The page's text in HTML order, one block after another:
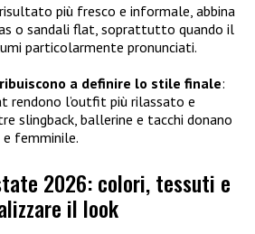
più fresco e informale, abbina
o sandali flat, soprattutto quando il
particolarmente pronunciati.
a definire lo stile finale:
rendono l’outfit più rilassato e
slingback, ballerine e tacchi donano
femminile.
2026: colori, tessuti e
il look